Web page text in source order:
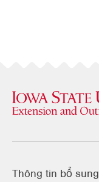
Thông tin bổ sung